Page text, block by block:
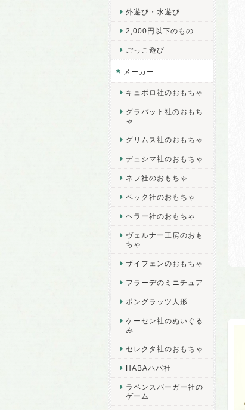
外遊び・水遊び
2,000円以下のもの
ごっこ遊び
メーカー
キュボロ社のおもちゃ
グラパット社のおもち
ゃ
グリムス社のおもちゃ
デュシマ社のおもちゃ
ネフ社のおもちゃ
ベック社のおもちゃ
ヘラー社のおもちゃ
ヴェルナー工房のおも
ちゃ
ザイフェンのおもちゃ
フラーデのミニチュア
ポングラッツ人形
ケーセン社のぬいぐる
み
セレクタ社のおもちゃ
HABAハバ社
ラベンスバーガー社の
ゲーム